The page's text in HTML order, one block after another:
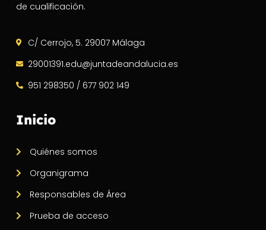
de cualificación.
C/ Cerrojo, 5. 29007 Málaga
29001391.edu@juntadeandalucia.es
951 298350 / 677 902 149
Inicio
Quiénes somos
Organigrama
Responsables de Área
Prueba de acceso